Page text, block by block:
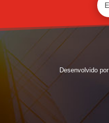
Desenvolvido por